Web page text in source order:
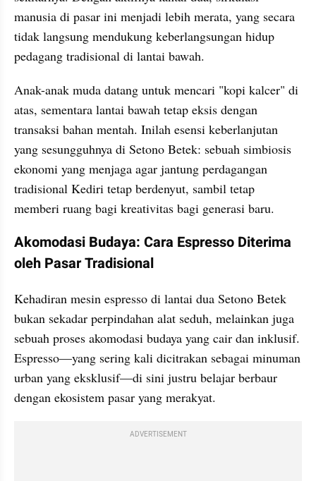
manusia di pasar ini menjadi lebih merata, yang secara
tidak langsung mendukung keberlangsungan hidup
pedagang tradisional di lantai bawah.
Anak-anak muda datang untuk mencari "kopi kalcer" di
atas, sementara lantai bawah tetap eksis dengan
transaksi bahan mentah. Inilah esensi keberlanjutan
yang sesungguhnya di Setono Betek: sebuah simbiosis
ekonomi yang menjaga agar jantung perdagangan
tradisional Kediri tetap berdenyut, sambil tetap
memberi ruang bagi kreativitas bagi generasi baru.
Akomodasi Budaya: Cara Espresso Diterima
oleh Pasar Tradisional
​Kehadiran mesin espresso di lantai dua Setono Betek
bukan sekadar perpindahan alat seduh, melainkan juga
sebuah proses akomodasi budaya yang cair dan inklusif.
Espresso—yang sering kali dicitrakan sebagai minuman
urban yang eksklusif—di sini justru belajar berbaur
dengan ekosistem pasar yang merakyat.
ADVERTISEMENT